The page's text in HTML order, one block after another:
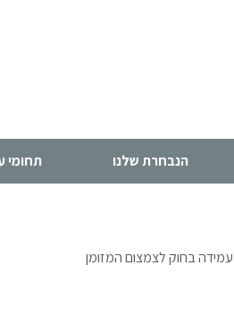
הנבחרת שלנו תחומי
בחוק לצמצום המזומן